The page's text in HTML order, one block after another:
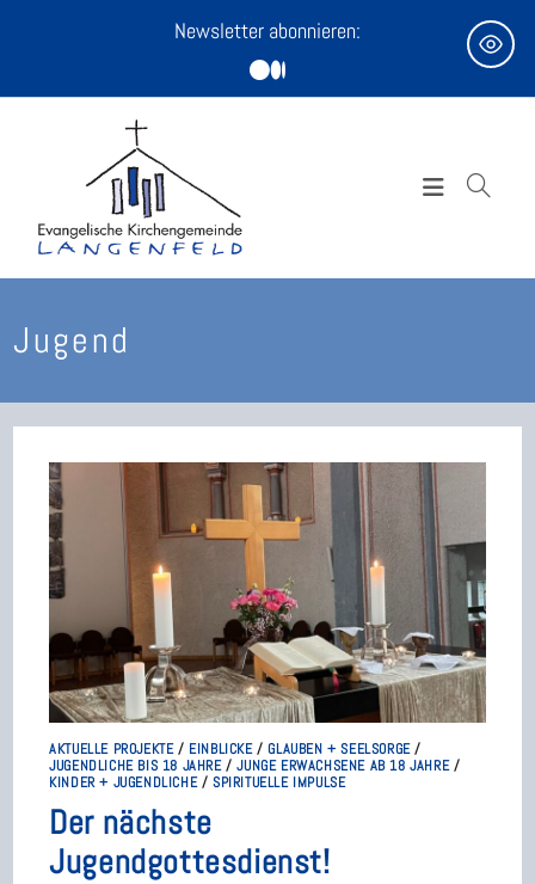
Newsletter abonnieren:
Jugend
AKTUELLE PROJEKTE/ EINBLICKE/GLAUBEN + SEELSORGE/
JUGENDLICHE BIS 18 JAHRE/JUNGE ERWACHSENE AB 18 JAHRE/
KINDER + JUGENDLICHE/SPIRITUELLE IMPULSE
Der nächste
Jugendgottesdienst!